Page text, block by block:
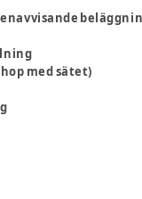
med sätet)